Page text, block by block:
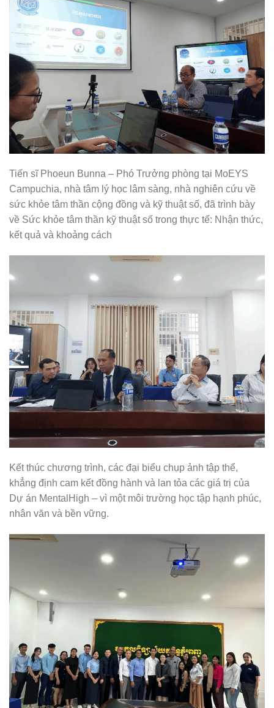
Tiến sĩ Phoeun Bunna – Phó Trưởng phòng tại MoEYS
Campuchia, nhà tâm lý học lâm sàng, nhà nghiên cứu về
sức khỏe tâm thần cộng đồng và kỹ thuật số, đã trình bày
về Sức khỏe tâm thần kỹ thuật số trong thực tế: Nhận thức,
kết quả và khoảng cách
Kết thúc chương trình, các đại biểu chụp ảnh tập thể,
khẳng định cam kết đồng hành và lan tỏa các giá trị của
Dự án MentalHigh – vì một môi trường học tập hạnh phúc,
nhân văn và bền vững.